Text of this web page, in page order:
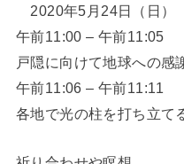
2020年5月24日（日）
午前11:00 – 午前11:05
戸隠に向けて地球への感
午前11:06 – 午前11:11
各地で光の柱を打ち立て